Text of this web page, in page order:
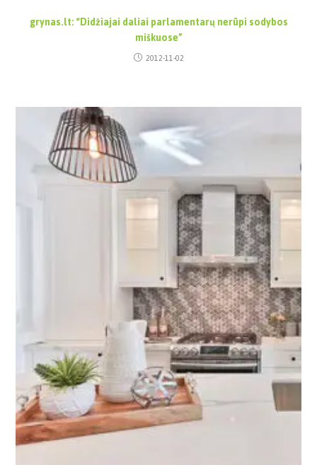
grynas.lt: “Didžiajai daliai parlamentarų nerūpi sodybos
miškuose”
2012-11-02